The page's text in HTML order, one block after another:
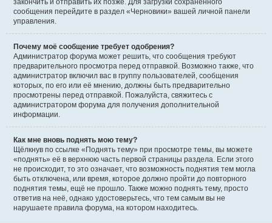
закончить и отправить их позже. Для загрузки сохранённого
сообщения перейдите в раздел «Черновики» вашей личной панели
управления.
Почему моё сообщение требует одобрения?
Администратор форума может решить, что сообщения требуют
предварительного просмотра перед отправкой. Возможно также, что
администратор включил вас в группу пользователей, сообщения
которых, по его или её мнению, должны быть предварительно
просмотрены перед отправкой. Пожалуйста, свяжитесь с
администратором форума для получения дополнительной
информации.
Как мне вновь поднять мою тему?
Щёлкнув по ссылке «Поднять тему» при просмотре темы, вы можете
«поднять» её в верхнюю часть первой страницы раздела. Если этого
не происходит, то это означает, что возможность поднятия тем могла
быть отключена, или время, которое должно пройти до повторного
поднятия темы, ещё не прошло. Также можно поднять тему, просто
ответив на неё, однако удостоверьтесь, что тем самым вы не
нарушаете правила форума, на котором находитесь.